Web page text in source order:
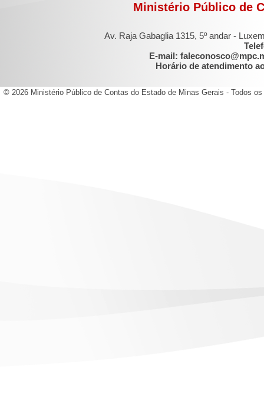
Ministério Público de
Av. Raja Gabaglia 1315, 5º andar -
E-mail:
Horário de atendimento
© 2026 Ministério Público de Contas do Estado de Minas Gerais - Todos